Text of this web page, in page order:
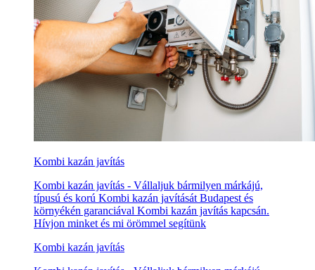
Kombi kazán javítás
Kombi kazán javítás - Vállaljuk bármilyen márkájú,
típusú és korú Kombi kazán javítását Budapest és
környékén garanciával Kombi kazán javítás kapcsán.
Hívjon minket és mi örömmel segítünk
Kombi kazán javítás